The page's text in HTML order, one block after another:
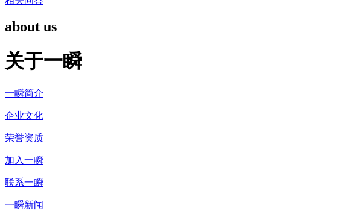
about us
关于一瞬
一瞬简介
企业文化
荣誉资质
加入一瞬
联系一瞬
一瞬新闻